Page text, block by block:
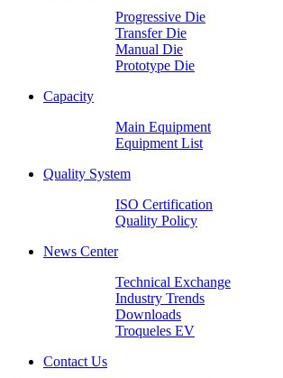
Progressive Die
Transfer Die
Manual Die
Prototype Die
Capacity
Main Equipment
Equipment List
Quality System
ISO Certification
Quality Policy
News Center
Technical Exchange
Industry Trends
Downloads
Troqueles EV
Contact Us